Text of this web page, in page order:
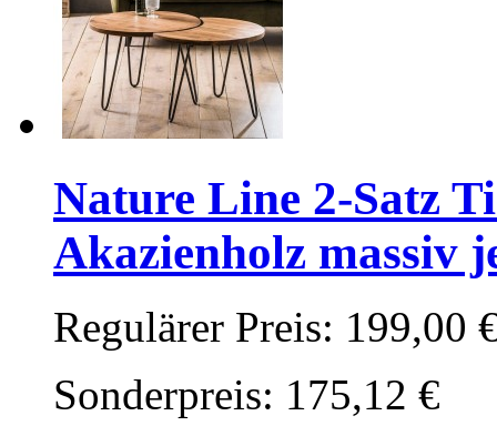
Nature Line 2-Satz
Akazienholz massiv
Regulärer Preis: 199,00
Sonderpreis: 175,12 €